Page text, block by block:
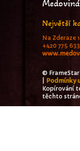
Největší
Na Zderaze
+420 775
© FrameStar
Podmínky
Kopírování
těchto